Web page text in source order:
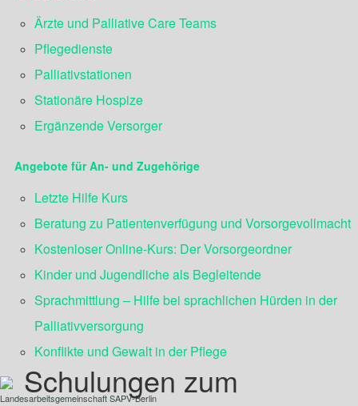
Ärzte und Palliative Care Teams
Pflegedienste
Palliativstationen
Stationäre Hospize
Ergänzende Versorger
Angebote für An- und Zugehörige
Letzte Hilfe Kurs
Beratung zu Patientenverfügung und Vorsorgevollmacht
Kostenloser Online-Kurs: Der Vorsorgeordner
Kinder und Jugendliche als Begleitende
Sprachmittlung – Hilfe bei sprachlichen Hürden in der
Palliativversorgung
Konflikte und Gewalt in der Pflege
Landesarbeitsgemeinschaft SAPV-Berlin
Schulungen zum